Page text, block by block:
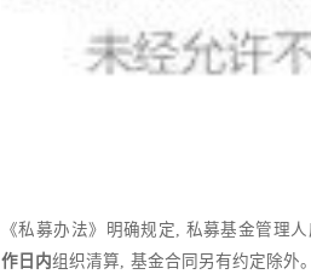
《私募办法》明确规定, 私募基金管理
作日内组织清算, 基金合同另有约定除外